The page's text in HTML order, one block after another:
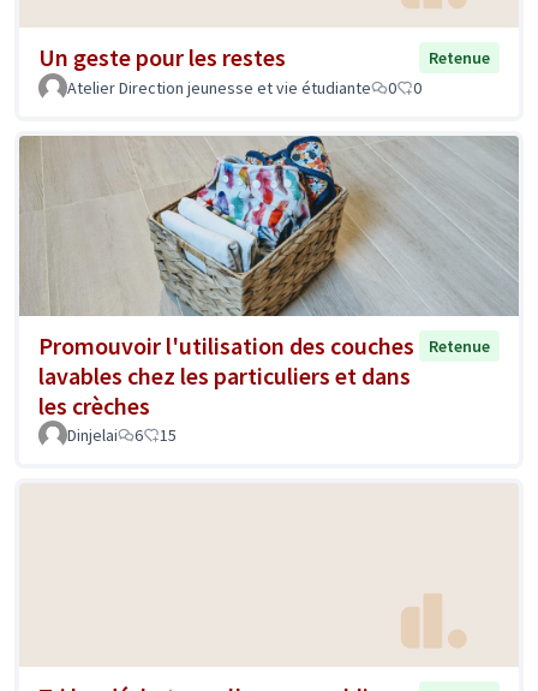
Un geste pour les restes
Retenue
Atelier Direction jeunesse et vie étudiante
0 0
Promouvoir l'utilisation des couches
lavables chez les particuliers et dans
les crèches
Retenue
Dinjelai 6 15